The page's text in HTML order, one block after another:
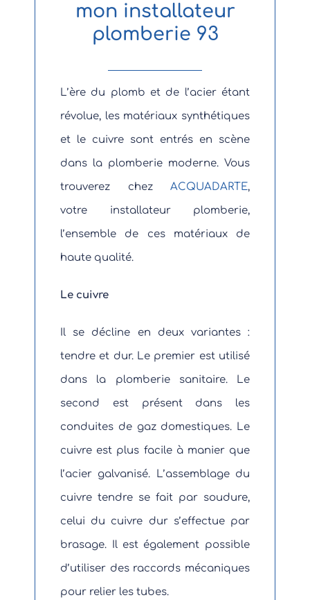
mon installateur
plomberie 93
L’ère du plomb et de l’acier étant
révolue, les matériaux synthétiques
et le cuivre sont entrés en scène
dans la plomberie moderne. Vous
trouverez chez ACQUADARTE,
votre installateur plomberie,
l’ensemble de ces matériaux de
haute qualité.
Le cuivre
Il se décline en deux variantes :
tendre et dur. Le premier est utilisé
dans la plomberie sanitaire. Le
second est présent dans les
conduites de gaz domestiques. Le
cuivre est plus facile à manier que
l’acier galvanisé. L’assemblage du
cuivre tendre se fait par soudure,
celui du cuivre dur s’effectue par
brasage. Il est également possible
d’utiliser des raccords mécaniques
pour relier les tubes.